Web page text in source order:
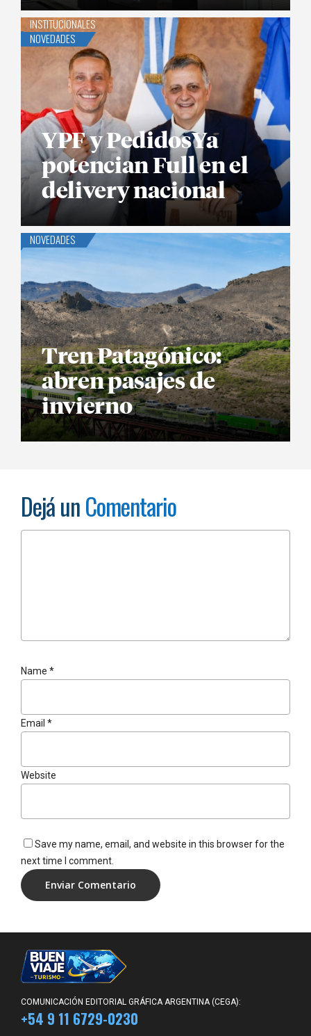
INSTITUCIONALES
NOVEDADES
YPF y PedidosYa
potencian Full en el
delivery nacional
NOVEDADES
Tren Patagónico:
abren pasajes de
invierno
Dejá unComentario
Name *
Email *
Website
Save my name, email, and website in this browser for the
next time I comment.
COMUNICACIÓN EDITORIAL GRÁFICA ARGENTINA (CEGA):
+54 9 11 6729-0230